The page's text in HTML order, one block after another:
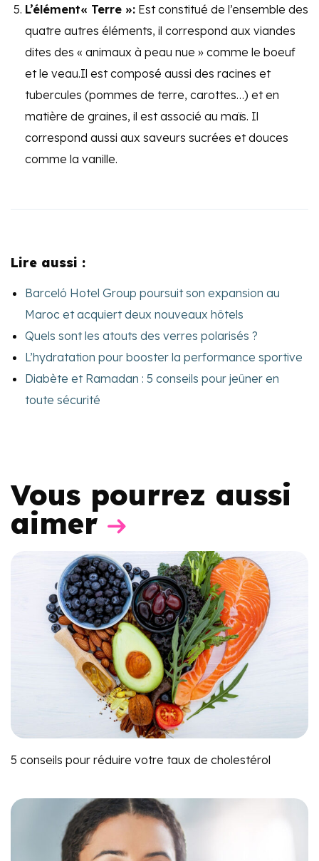
L’élément« Terre »: Est constitué de l’ensemble des
quatre autres éléments, il correspond aux viandes
dites des « animaux à peau nue » comme le boeuf
et le veau.Il est composé aussi des racines et
tubercules (pommes de terre, carottes…) et en
matière de graines, il est associé au maïs. Il
correspond aussi aux saveurs sucrées et douces
comme la vanille.
Lire aussi :
Barceló Hotel Group poursuit son expansion au
Maroc et acquiert deux nouveaux hôtels
Quels sont les atouts des verres polarisés ?
L’hydratation pour booster la performance sportive
Diabète et Ramadan : 5 conseils pour jeûner en
toute sécurité
Vous pourrez aussi
aimer
5 conseils pour réduire votre taux de cholestérol